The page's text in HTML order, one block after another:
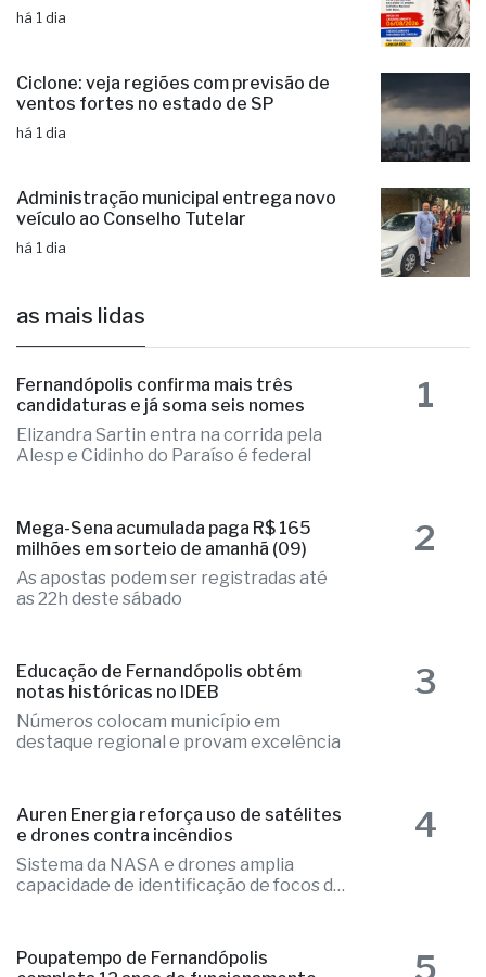
há 1 dia
Ciclone: veja regiões com previsão de
ventos fortes no estado de SP
há 1 dia
Administração municipal entrega novo
veículo ao Conselho Tutelar
há 1 dia
as mais lidas
Fernandópolis confirma mais três
candidaturas e já soma seis nomes
Elizandra Sartin entra na corrida pela
Alesp e Cidinho do Paraíso é federal
1
Mega-Sena acumulada paga R$ 165
milhões em sorteio de amanhã (09)
As apostas podem ser registradas até
as 22h deste sábado
2
Educação de Fernandópolis obtém
notas históricas no IDEB
Números colocam município em
destaque regional e provam excelência
3
Auren Energia reforça uso de satélites
e drones contra incêndios
Sistema da NASA e drones amplia
capacidade de identificação de focos de
4
Poupatempo de Fernandópolis
5